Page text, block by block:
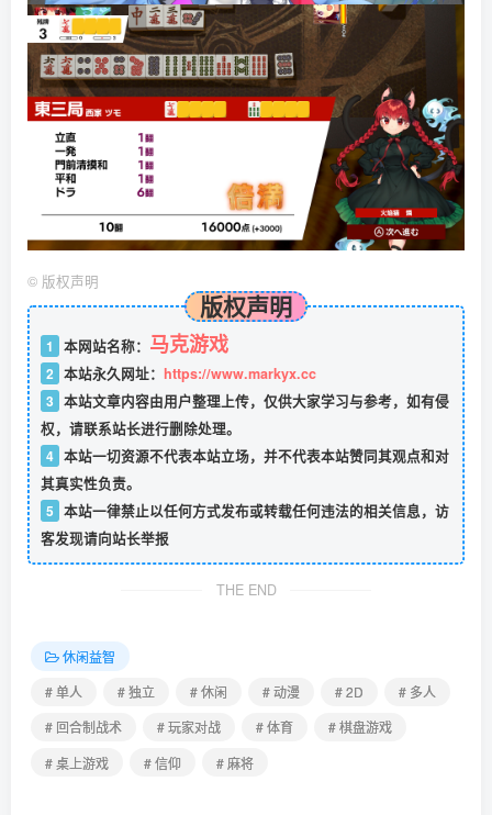
© 版权声明
版权声明
1 本网站名称： 马克游戏
2 本站永久网址： https://www.markyx.cc
3 本站文章内容由用户整理上传，仅供大家学习与参考，如有侵
权，请联系站长进行删除处理。
4 本站一切资源不代表本站立场，并不代表本站赞同其观点和对
其真实性负责。
5 本站一律禁止以任何方式发布或转载任何违法的相关信息，访
客发现请向站长举报
THE END
休闲益智
# 单人
# 独立 # 休闲 # 动漫 # 2D
# 多人
# 回合制战术
# 玩家对战 # 体育
# 棋盘游戏
# 桌上游戏
# 信仰 # 麻将